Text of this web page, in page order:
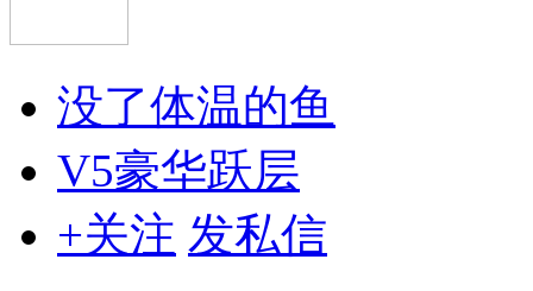
没了体温的鱼
V5豪华跃层
+关注 发私信